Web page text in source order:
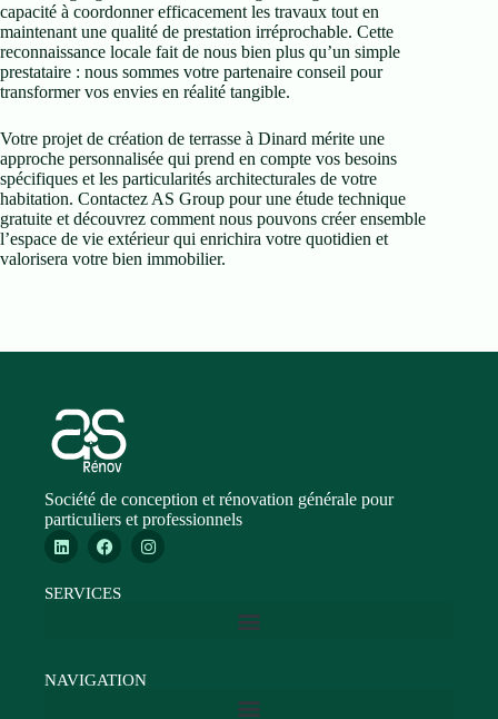
capacité à coordonner efficacement les travaux tout en
maintenant une qualité de prestation irréprochable. Cette
reconnaissance locale fait de nous bien plus qu’un simple
prestataire : nous sommes votre partenaire conseil pour
transformer vos envies en réalité tangible.
Votre projet de création de terrasse à Dinard mérite une
approche personnalisée qui prend en compte vos besoins
spécifiques et les particularités architecturales de votre
habitation. Contactez AS Group pour une étude technique
gratuite et découvrez comment nous pouvons créer ensemble
l’espace de vie extérieur qui enrichira votre quotidien et
valorisera votre bien immobilier.
Société de conception et rénovation générale pour
particuliers et professionnels
SERVICES
NAVIGATION